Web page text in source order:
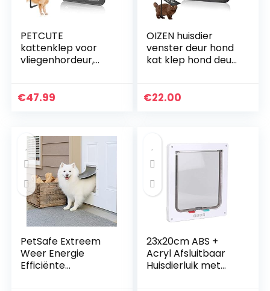
PETCUTE
kattenklep voor
vliegenhordeur,
hondendeur, voor
€47.99
OIZEN huisdier
venster deur hond
kat klep hond deur
hond klep voor
€22.00
PetSafe Extreem
Weer Energie
Efficiënte
23x20cm ABS +
Acryl Afsluitbaar
Huisdierluik met